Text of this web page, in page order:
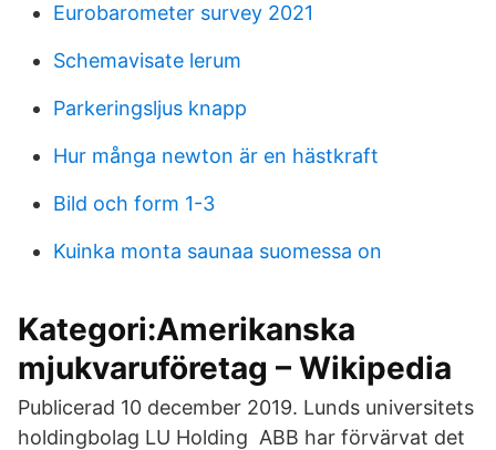
Eurobarometer survey 2021
Schemavisate lerum
Parkeringsljus knapp
Hur många newton är en hästkraft
Bild och form 1-3
Kuinka monta saunaa suomessa on
Kategori:Amerikanska
mjukvaruföretag – Wikipedia
Publicerad 10 december 2019. Lunds universitets
holdingbolag LU Holding ABB har förvärvat det